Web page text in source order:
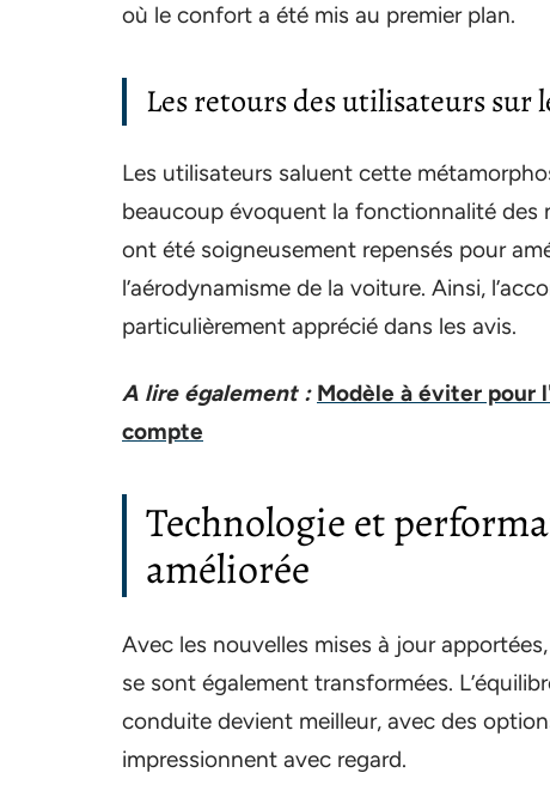
où le confort a été mis au premier plan.
Les retours des utilisateurs sur
Les utilisateurs saluent cette
beaucoup évoquent la fonctionnalité des
ont été soigneusement repensés pour
l’aérodynamisme de la voiture. Ainsi,
particulièrement apprécié dans les avis.
A lire également : Modèle à éviter pour
compte
Technologie et
améliorée
Avec les nouvelles mises à jour
se sont également transformées.
conduite devient meilleur, avec des
impressionnent avec regard.